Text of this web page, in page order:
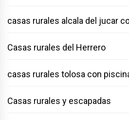
casas rurales alcala del jucar
Casas rurales del Herrero
casas rurales tolosa con
Casas rurales y escapadas